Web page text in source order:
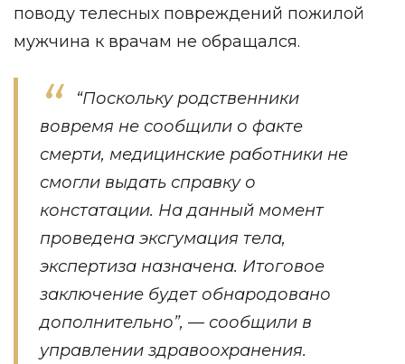
поводу телесных повреждений пожилой
мужчина к врачам не обращался.
“Поскольку родственники
вовремя не сообщили о факте
смерти, медицинские работники не
смогли выдать справку о
констатации. На данный момент
проведена эксгумация тела,
экспертиза назначена. Итоговое
заключение будет обнародовано
дополнительно”, — сообщили в
управлении здравоохранения.